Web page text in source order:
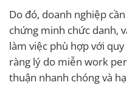
Do đó, doanh nghiệp
chứng minh chức danh,
làm việc phù hợp với
ràng lý do miễn work
thuận nhanh chóng và